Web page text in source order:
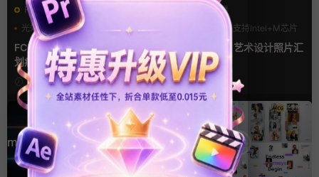
FCPX转场
光效
复古风
支持Intel+M芯片
FCPX转场插件 15组光效胶片
划痕复古视频过渡
9小时前
FCPX发生器
支持Intel+M芯片
fcpx片头插件 艺术设计照片汇
聚LOGO动画
4天前